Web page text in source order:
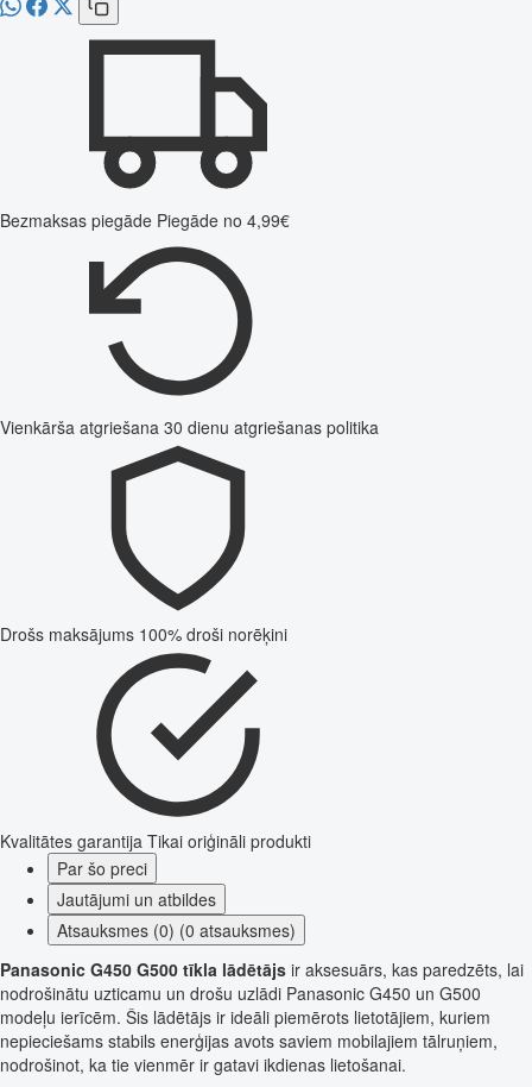
Bezmaksas piegāde Piegāde no 4,99€
Vienkārša atgriešana 30 dienu atgriešanas politika
Drošs maksājums 100% droši norēķini
Kvalitātes garantija Tikai oriģināli produkti
Par šo preci
Jautājumi un atbildes
Atsauksmes (0) (0 atsauksmes)
Panasonic G450 G500 tīkla lādētājs ir aksesuārs, kas paredzēts, lai
nodrošinātu uzticamu un drošu uzlādi Panasonic G450 un G500
modeļu ierīcēm. Šis lādētājs ir ideāli piemērots lietotājiem, kuriem
nepieciešams stabils enerģijas avots saviem mobilajiem tālruņiem,
nodrošinot, ka tie vienmēr ir gatavi ikdienas lietošanai.